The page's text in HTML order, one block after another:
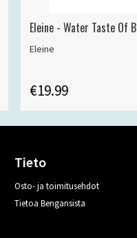
Eleine - Water Taste Of
Eleine
€19.99
Tieto
Osto- ja toimitusehdot
Tietoa Bengansista